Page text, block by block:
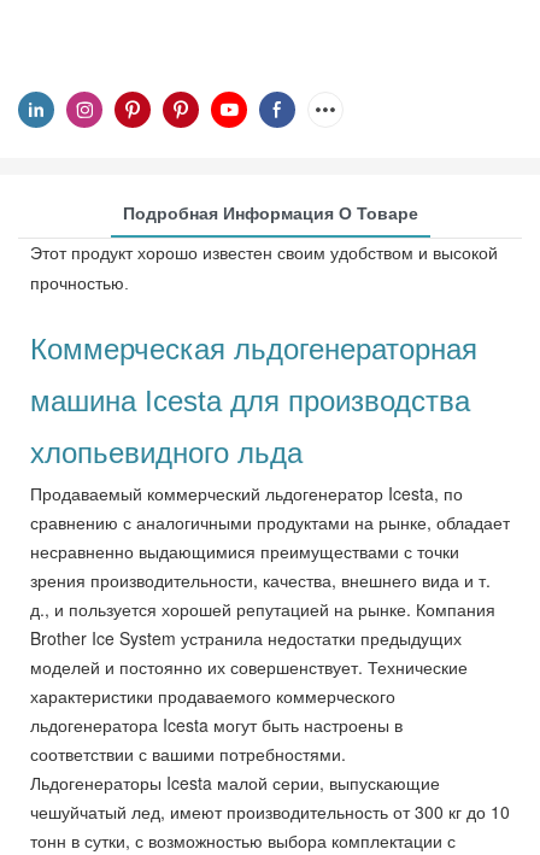
Подробная Информация О Товаре
Этот продукт хорошо известен своим удобством и высокой
прочностью.
Коммерческая льдогенераторная
машина Icesta для производства
хлопьевидного льда
Продаваемый коммерческий льдогенератор Icesta, по
сравнению с аналогичными продуктами на рынке, обладает
несравненно выдающимися преимуществами с точки
зрения производительности, качества, внешнего вида и т.
д., и пользуется хорошей репутацией на рынке. Компания
Brother Ice System устранила недостатки предыдущих
моделей и постоянно их совершенствует. Технические
характеристики продаваемого коммерческого
льдогенератора Icesta могут быть настроены в
соответствии с вашими потребностями.
Льдогенераторы Icesta малой серии, выпускающие
чешуйчатый лед, имеют производительность от 300 кг до 10
тонн в сутки, с возможностью выбора комплектации с